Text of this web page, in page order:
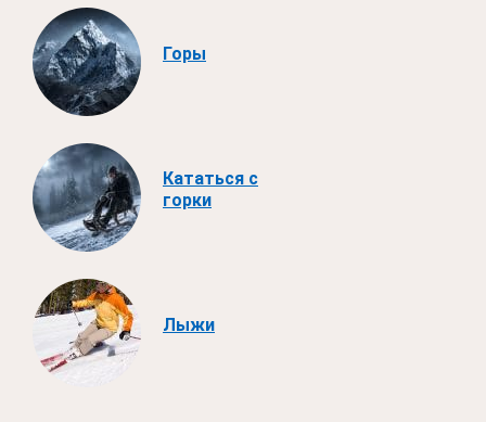
Горы
Кататься с
горки
Лыжи